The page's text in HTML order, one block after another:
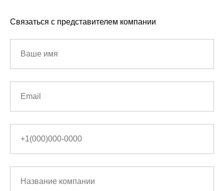
Связаться с представителем компании